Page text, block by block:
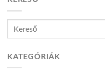
KATEGÓRIÁK